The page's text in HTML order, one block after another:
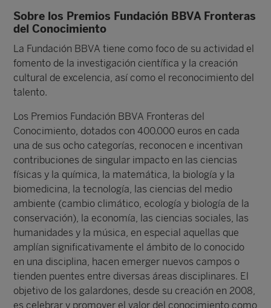
Sobre los Premios Fundación BBVA Fronteras
del Conocimiento
La Fundación BBVA tiene como foco de su actividad el
fomento de la investigación científica y la creación
cultural de excelencia, así como el reconocimiento del
talento.
Los Premios Fundación BBVA Fronteras del
Conocimiento, dotados con 400.000 euros en cada
una de sus ocho categorías, reconocen e incentivan
contribuciones de singular impacto en las ciencias
físicas y la química, la matemática, la biología y la
biomedicina, la tecnología, las ciencias del medio
ambiente (cambio climático, ecología y biología de la
conservación), la economía, las ciencias sociales, las
humanidades y la música, en especial aquellas que
amplían significativamente el ámbito de lo conocido
en una disciplina, hacen emerger nuevos campos o
tienden puentes entre diversas áreas disciplinares. El
objetivo de los galardones, desde su creación en 2008,
es celebrar y promover el valor del conocimiento como